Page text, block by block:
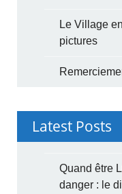
Le Village
pictures
Latest Posts
Quand être
danger : le